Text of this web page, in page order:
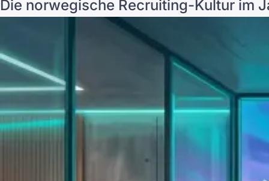
Die norwegische Recruiting-Kultur im